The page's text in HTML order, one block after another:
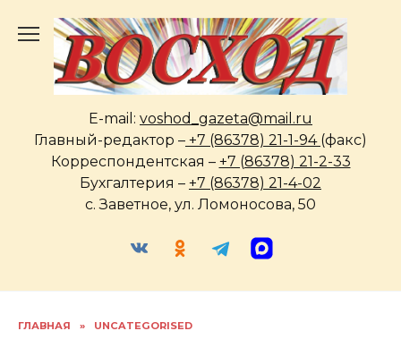
содержанию
E-mail: voshod_gazeta@mail.ru
Главный-редактор – +7 (86378) 21-1-94 (факс)
Корреспондентская – +7 (86378) 21-2-33
Бухгалтерия – +7 (86378) 21-4-02
с. Заветное, ул. Ломоносова, 50
ГЛАВНАЯ » UNCATEGORISED